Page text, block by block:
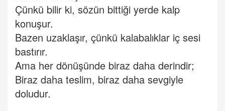
Çünkü bilir ki, sözün bittiği yerde kalp
konuşur.
Bazen uzaklaşır, çünkü kalabalıklar iç sesi
bastırır.
Ama her dönüşünde biraz daha derindir;
Biraz daha teslim, biraz daha sevgiyle
doludur.